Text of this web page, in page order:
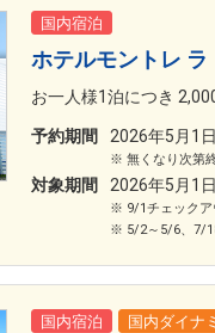
国内宿泊
ホテルモントレ
お一人様1泊につき
予約期間 2026年5月1
無くなり次第
対象期間 2026年5月1
9/1チェック
5/2～5/6、7/
国内宿泊 国内ダイナ